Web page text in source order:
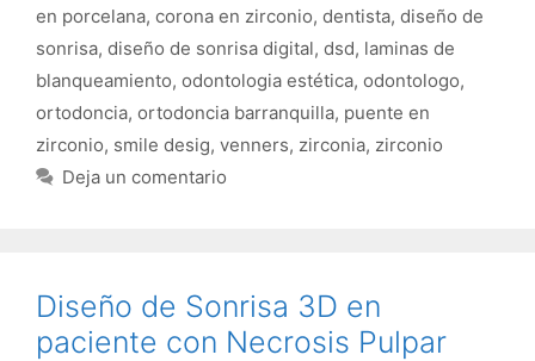
en porcelana, corona en zirconio, dentista, diseño de
sonrisa, diseño de sonrisa digital, dsd, laminas de
blanqueamiento, odontologia estética, odontologo,
ortodoncia, ortodoncia barranquilla, puente en
zirconio, smile desig, venners, zirconia, zirconio
Deja un comentario
Diseño de Sonrisa 3D en
paciente con Necrosis Pulpar